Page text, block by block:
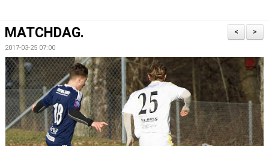
MATCHER
>
<
MATCHDAG.
2017-03-25 07:00